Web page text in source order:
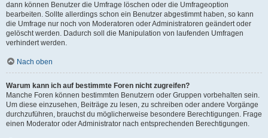
dann können Benutzer die Umfrage löschen oder die Umfrageoption
bearbeiten. Sollte allerdings schon ein Benutzer abgestimmt haben, so kann
die Umfrage nur noch von Moderatoren oder Administratoren geändert oder
gelöscht werden. Dadurch soll die Manipulation von laufenden Umfragen
verhindert werden.
Nach oben
Warum kann ich auf bestimmte Foren nicht zugreifen?
Manche Foren können bestimmten Benutzern oder Gruppen vorbehalten sein.
Um diese einzusehen, Beiträge zu lesen, zu schreiben oder andere Vorgänge
durchzuführen, brauchst du möglicherweise besondere Berechtigungen. Frage
einen Moderator oder Administrator nach entsprechenden Berechtigungen.